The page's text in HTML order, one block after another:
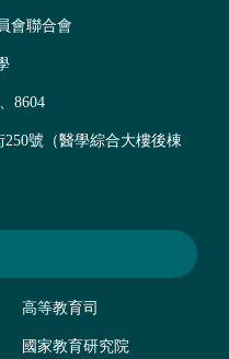
會聯合會
8604
號（醫學綜合大樓後棟
高等教育司
國家教育研究院